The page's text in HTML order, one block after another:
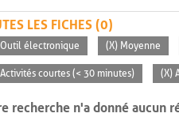
LES FICHES (0)
électronique (X) Moyenne
courtes (< 30 minutes) (X)
recherche n'a donné aucun